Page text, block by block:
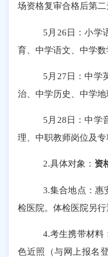
场资格复审合格后第二
5 月 26日：小学
育、中学语文、中学
5 月 27日：中学
治、中学历史、中学
5 月 28日：中学
理 、中职教师岗位及专
2.具体对象： 资
3.集合地点： 惠
检医院。体检医院另行
4.考生携带材料
色近照（与网上报名